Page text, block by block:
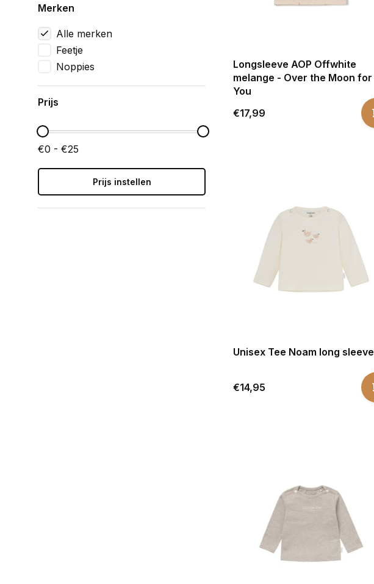
Merken
Alle merken
Feetje
Noppies
Prijs
€0 - €25
Prijs instellen
Longsleeve AOP Offwhite
melange - Over the Moon for
You
€17,99
Unisex Tee Noam long sleeve
€14,95